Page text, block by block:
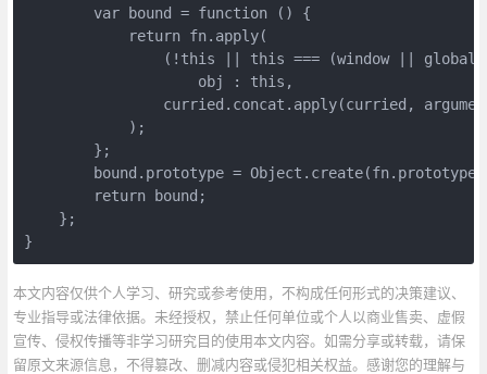
        var bound = function () {
            return fn.apply(
(!this || this === (window ||
                    obj : this,
curried.concat.apply(curried,
            );
        };
bound.prototype =
        return bound;
    };
}
本文内容仅供个人学习、研究或参考使用，不构成任何形式的决策建议、
专业指导或法律依据。未经授权，禁止任何单位或个人以商业售卖、虚假
宣传、侵权传播等非学习研究目的使用本文内容。如需分享或转载，请保
留原文来源信息，不得篡改、删减内容或侵犯相关权益。感谢您的理解与